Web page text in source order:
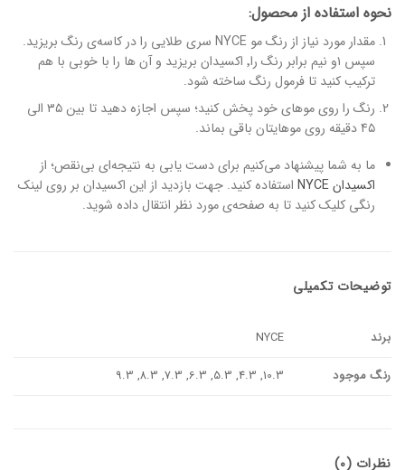
نحوه استفاده از محصول:
مقدار مورد نیاز از رنگ مو NYCE سری طلایی را در کاسه‌ی رنگ بریزید.
سپس ۱و نیم برابر رنگ را٬ اکسیدان بریزید و آن ها را با خوبی با هم
ترکیب کنید تا فرمول رنگ ساخته شود.
رنگ را روی موهای خود پخش کنید؛ سپس اجازه دهید تا بین ۳۵ الی
۴۵ دقیقه روی موهایتان باقی بماند.
ما به شما پیشنهاد می‌کنیم برای دست یابی به نتیجه‌ای بی‌نقص؛ از
اکسیدان NYCE
استفاده کنید. جهت بازدید از این اکسیدان بر روی لینک
رنگی کلیک کنید تا به صفحه‌ی مورد نظر انتقال داده شوید.
توضیحات تکمیلی
برند NYCE
رنگ موجود 10.3, 4.3, 5.3, 6.3, 7.3, 8.3, 9.3
نظرات (0)